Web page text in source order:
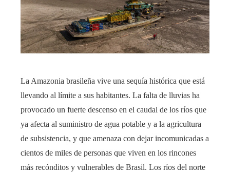
La Amazonia brasileña vive una sequía histórica que está
llevando al límite a sus habitantes. La falta de lluvias ha
provocado un fuerte descenso en el caudal de los ríos que
ya afecta al suministro de agua potable y a la agricultura
de subsistencia, y que amenaza con dejar incomunicadas a
cientos de miles de personas que viven en los rincones
más recónditos y vulnerables de Brasil. Los ríos del norte